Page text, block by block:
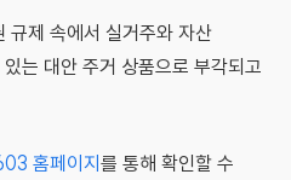
규제 속에서 실거주와 자산
는 대안 주거 상품으로 부각되고
홈페이지 를 통해 확인할 수